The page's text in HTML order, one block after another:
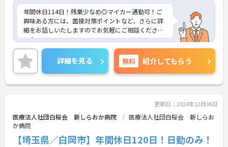
年間休日114日！残業少なめ◎マイカー通勤可！ご
興味ある方には、面接対策ポイントなど、さらに詳
細をお話しいたしますのでお気軽にご相談くださ
い！
詳細を見る 無料 紹介してもらう
更新日：2024年12月06日
医療法人社団白桜会 新しらおか病院
医療法人社団白桜会 新しらお
か病院
【埼玉県／白岡市】年間休日120日！日勤のみ！